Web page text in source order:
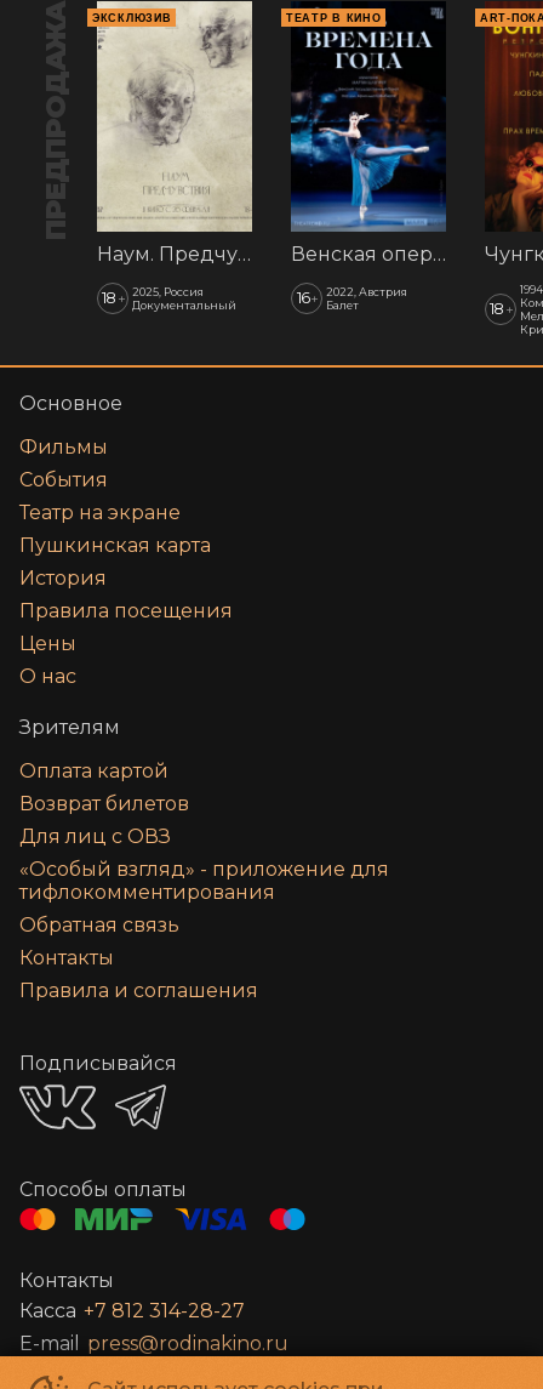
ПРЕДПРОДАЖА ЭКСКЛЮЗИВ
Наум. Предчувствия
18 + 2025, Россия
Документальный
ТЕАТР В КИНО
Венская опера: Времена года
16+
2022, Австрия
Балет
ART-
18 +
Основное
Фильмы
События
Театр на экране
Пушкинская карта
История
Правила посещения
Цены
О нас
Зрителям
Оплата картой
Возврат билетов
Для лиц с ОВЗ
«‎Особый взгляд» - приложение для
тифлокомментирования
Обратная связь
Контакты
Правила и соглашения
Подписывайся
Способы оплаты
Контакты
Касса +7 812 314-28-27
E-mail press@rodinakino.ru